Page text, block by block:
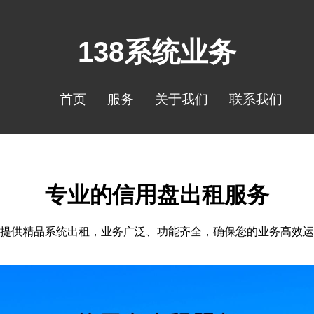
138系统业务
首页 服务 关于我们 联系我们
专业的信用盘出租服务
供精品系统出租，业务广泛、功能齐全，确保您的业务高效